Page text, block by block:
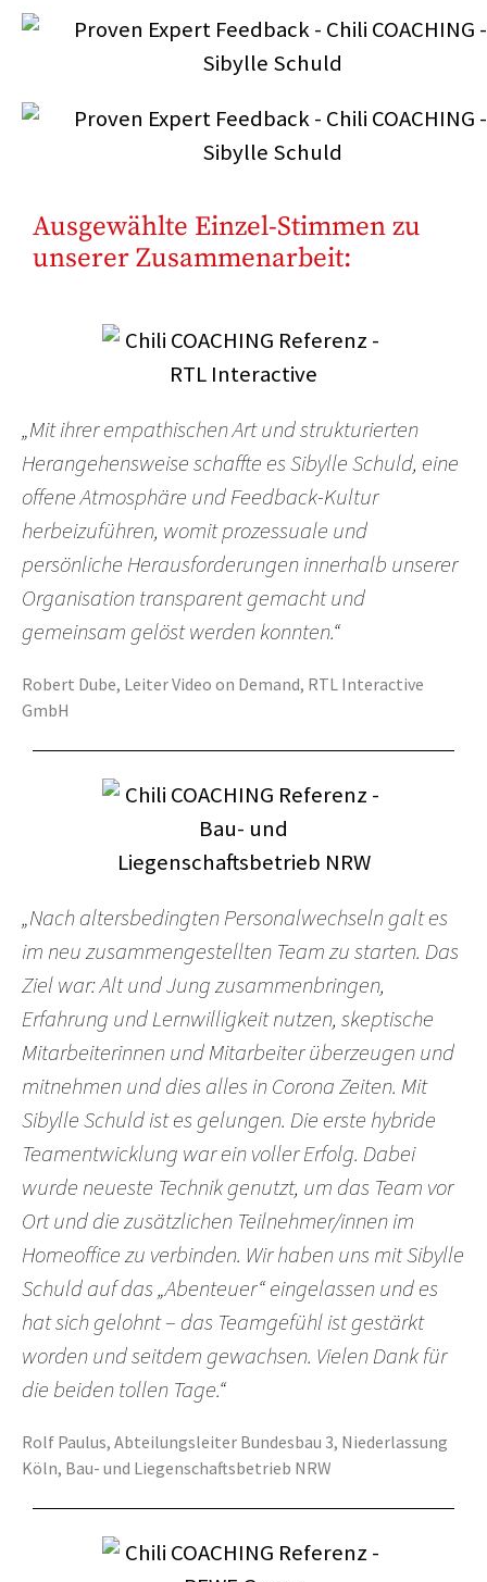
Ausgewählte Einzel-Stimmen zu
unserer Zusammenarbeit:
„Mit ihrer empathischen Art und strukturierten
Herangehensweise schaffte es Sibylle Schuld, eine
offene Atmosphäre und Feedback-Kultur
herbeizuführen, womit prozessuale und
persönliche Herausforderungen innerhalb unserer
Organisation transparent gemacht und
gemeinsam gelöst werden konnten.“
Robert Dube, Leiter Video on Demand, RTL Interactive
GmbH
„Nach altersbedingten Personalwechseln galt es
im neu zusammengestellten Team zu starten. Das
Ziel war: Alt und Jung zusammenbringen,
Erfahrung und Lernwilligkeit nutzen, skeptische
Mitarbeiterinnen und Mitarbeiter überzeugen und
mitnehmen und dies alles in Corona Zeiten. Mit
Sibylle Schuld ist es gelungen. Die erste hybride
Teamentwicklung war ein voller Erfolg. Dabei
wurde neueste Technik genutzt, um das Team vor
Ort und die zusätzlichen Teilnehmer/innen im
Homeoffice zu verbinden. Wir haben uns mit Sibylle
Schuld auf das „Abenteuer“ eingelassen und es
hat sich gelohnt – das Teamgefühl ist gestärkt
worden und seitdem gewachsen. Vielen Dank für
die beiden tollen Tage.“
Rolf Paulus, Abteilungsleiter Bundesbau 3, Niederlassung
Köln, Bau- und Liegenschaftsbetrieb NRW